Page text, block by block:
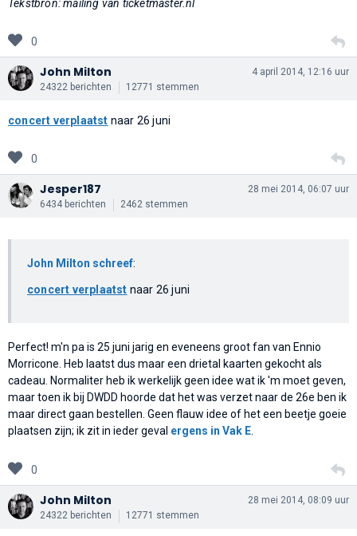
Tekstbron: mailing van ticketmaster.nl
0
John Milton
24322 berichten 12771 stemmen
4 april 2014, 12:16 uur
concert verplaatst naar 26 juni
0
Jesper187
6434 berichten 2462 stemmen
28 mei 2014, 06:07 uur
John Milton schreef:
concert verplaatst naar 26 juni
Perfect! m'n pa is 25 juni jarig en eveneens groot fan van Ennio
Morricone. Heb laatst dus maar een drietal kaarten gekocht als
cadeau. Normaliter heb ik werkelijk geen idee wat ik 'm moet geven,
maar toen ik bij DWDD hoorde dat het was verzet naar de 26e ben ik
maar direct gaan bestellen. Geen flauw idee of het een beetje goeie
plaatsen zijn; ik zit in ieder geval ergens in Vak E
0
John Milton
24322 berichten 12771 stemmen
28 mei 2014, 08:09 uur